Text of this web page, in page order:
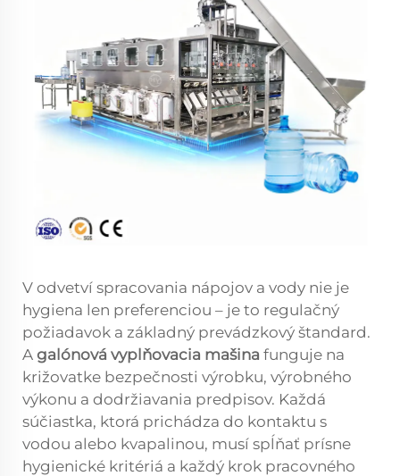
V odvetví spracovania nápojov a vody nie je
hygiena len preferenciou – je to regulačný
požiadavok a základný prevádzkový štandard.
A galónová vyplňovacia mašina funguje na
križovatke bezpečnosti výrobku, výrobného
výkonu a dodržiavania predpisov. Každá
súčiastka, ktorá prichádza do kontaktu s
vodou alebo kvapalinou, musí spĺňať prísne
hygienické kritériá a každý krok pracovného